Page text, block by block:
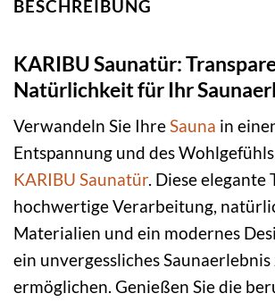
BESCHREIBUNG
KARIBU Saunatür:
Natürlichkeit für Ihr
Verwandeln Sie IhreSauna in
Entspannung und des
KARIBU Saunatür. Diese elegante
hochwertige Verarbeitung,
Materialien und ein modernes
ein unvergessliches Saunaerlebnis
ermöglichen. Genießen Sie die